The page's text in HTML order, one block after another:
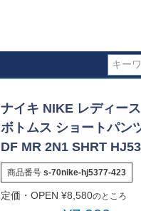
ナイキ NIKE レディー
ボトムス ショートパン
DF MR 2N1 SHRT
商品番号 s-70nike-hj5377-423
定価・OPEN ¥8,580のところ